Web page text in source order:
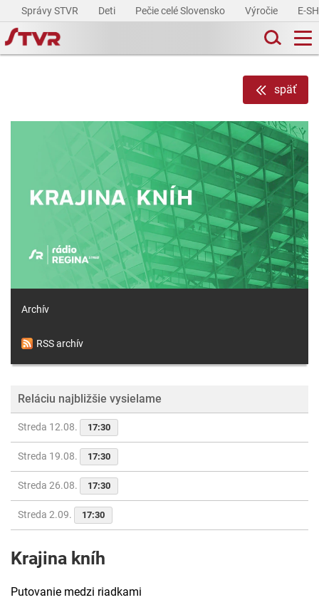
Správy STVR Deti Pečie celé Slovensko Výročie E-
späť
Archív
RSS archív
Reláciu najbližšie vysielame
Streda 12.08. 17:30
Streda 19.08. 17:30
Streda 26.08. 17:30
Streda 2.09. 17:30
Krajina kníh
Putovanie medzi riadkami